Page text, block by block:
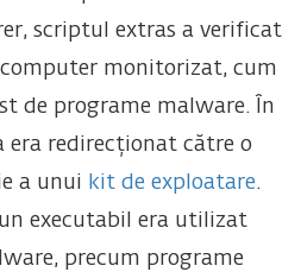
scriptul extras a verificat
monitorizat, cum
de programe malware. În
era redirecționat către o
a unui kit de exploatare.
executabil era utilizat
precum programe